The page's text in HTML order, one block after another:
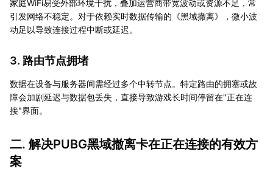
家庭WiFi易受外部环境干扰，叠加运营商带宽波动或资源不足，常
引发网络不稳定。对于依赖实时数据传输的《黑域撤离》，微小波
动足以导致连接过程中断或延迟。
3. 路由节点拥堵
数据在设备与服务器间需经过多个中转节点。特定路由的拥塞或故
障会加剧延迟与数据包丢失，直接导致游戏长时间停留在"正在连
接"界面。
二. 解决PUBG黑域撤离卡在正在连接的有效方
案